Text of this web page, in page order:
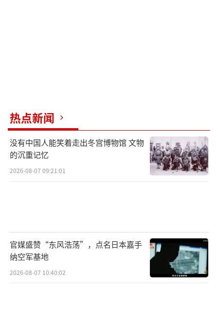
热点新闻
没有中国人能笑着走出冬宫博物馆 文物
的沉重记忆
2026-08-07 09:21:01
官媒盛赞“东风浩荡”，点名日本嘉手
纳空军基地
2026-08-07 10:40:02